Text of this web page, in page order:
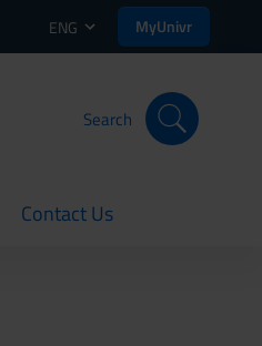
ENG MyUnivr
Search
Contact Us
current